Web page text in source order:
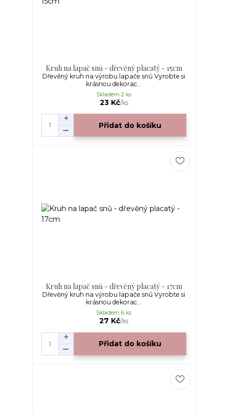
Kruh na lapač snů - dřevěný placatý - 15cm
Dřevěný kruh na výrobu lapače snů Vyrobte si
krásnou dekorac...
23 Kč/ks
Skladem 2 ks
Přidat do košíku
Kruh na lapač snů - dřevěný placatý - 17cm
Dřevěný kruh na výrobu lapače snů Vyrobte si
krásnou dekorac...
27 Kč/ks
Skladem 6 ks
Přidat do košíku